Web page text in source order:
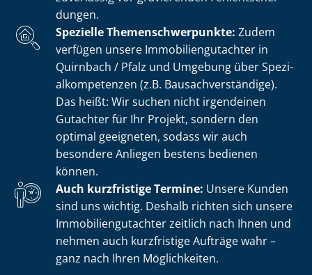
dun­gen.
Spezielle The­men­schwer­punk­te: Zudem
verfügen unsere Im­mo­bi­li­en­gut­ach­ter in
Quirnbach / Pfalz und Umgebung über Spe­zi­
al­kom­pe­ten­zen (z.B. Bau­sach­ver­stän­di­ge).
Das heißt: Wir suchen nicht irgendeinen
Gutachter für Ihr Projekt, sondern den
optimal geeigneten, sodass wir auch
besondere Anliegen bestens bedienen
können.
Auch kurzfristige Termine: Unsere Kunden
sind uns wichtig. Deshalb richten sich unsere
Im­mo­bi­li­en­gut­ach­ter zeitlich nach Ihnen und
nehmen auch kurzfristige Aufträge wahr –
ganz nach Ihren Möglichkeiten.